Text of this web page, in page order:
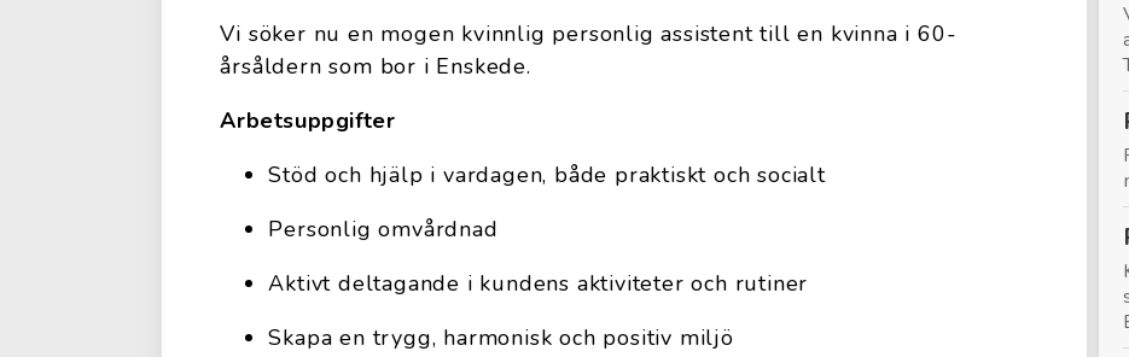
Vi söker nu en mogen kvinnlig personlig assistent till en kvinna i 60-
årsåldern som bor i Enskede.
Arbetsuppgifter
Stöd och hjälp i vardagen, både praktiskt och socialt
Personlig omvårdnad
Aktivt deltagande i kundens aktiviteter och rutiner
Skapa en trygg, harmonisk och positiv miljö